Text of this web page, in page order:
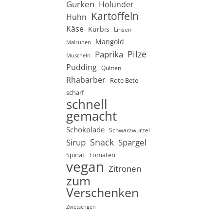
Gurken Holunder
Huhn Kartoffeln
Käse Kürbis Linsen
Mairüben Mangold
Muscheln Paprika Pilze
Pudding Quitten
Rhabarber Rote Bete
scharf
schnell
gemacht
Schokolade Schwarzwurzel
Sirup Snack Spargel
Spinat Tomaten
vegan Zitronen
zum
Verschenken
Zwetschgen